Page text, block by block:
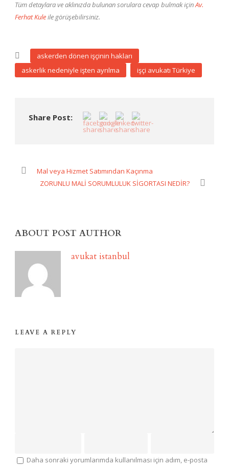
Tüm detaylara ve aklınızda bulunan sorulara cevap bulmak içinAv.
Ferhat Kuleile görüşebilirsiniz.
askerden dönen işçinin hakları
askerlik nedeniyle işten ayrılma
işçi avukatı Türkiye
Share Post:
Mal veya Hizmet Satımından Kaçınma
ZORUNLU MALİ SORUMLULUK SİGORTASI NEDİR?
ABOUT POST AUTHOR
avukat istanbul
LEAVE A REPLY
Daha sonraki yorumlarımda kullanılması için adım, e-posta